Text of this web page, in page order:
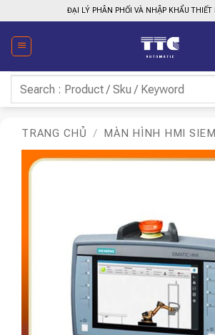
qua
nội
dung
ĐẠI LÝ PHÂN PHỐI VÀ NHẬP KHẨU THIẾT
kiếm:
TRANG CHỦ / MÀN HÌNH HMI